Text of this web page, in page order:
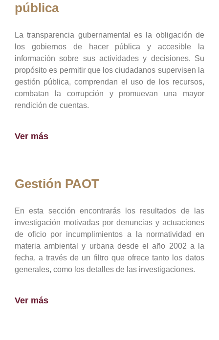
pública
La transparencia gubernamental es la obligación de
los gobiernos de hacer pública y accesible la
información sobre sus actividades y decisiones. Su
propósito es permitir que los ciudadanos supervisen la
gestión pública, comprendan el uso de los recursos,
combatan la corrupción y promuevan una mayor
rendición de cuentas.
Ver más
Gestión PAOT
En esta sección encontrarás los resultados de las
investigación motivadas por denuncias y actuaciones
de oficio por incumplimientos a la normatividad en
materia ambiental y urbana desde el año 2002 a la
fecha, a través de un filtro que ofrece tanto los datos
generales, como los detalles de las investigaciones.
Ver más